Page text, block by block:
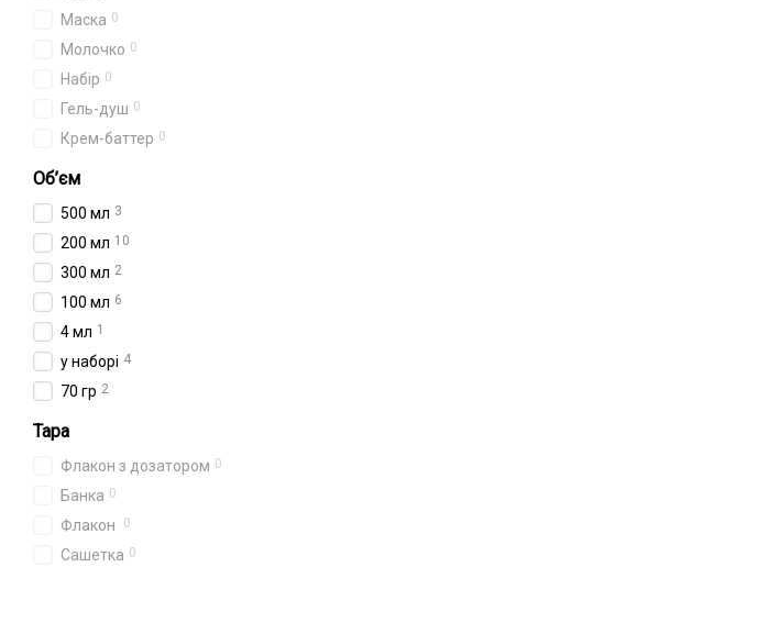
Маска 0
Молочко 0
Набір 0
Гель-душ 0
Крем-баттер 0
Об’єм
500 мл 3
200 мл 10
300 мл 2
100 мл 6
4 мл 1
у наборі 4
70 гр 2
Тара
Флакон з дозатором 0
Банка 0
Флакон 0
Сашетка 0